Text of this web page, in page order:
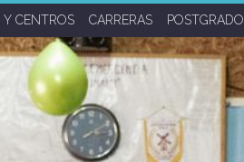
Y CENTROS CARRERAS POSTGRADO